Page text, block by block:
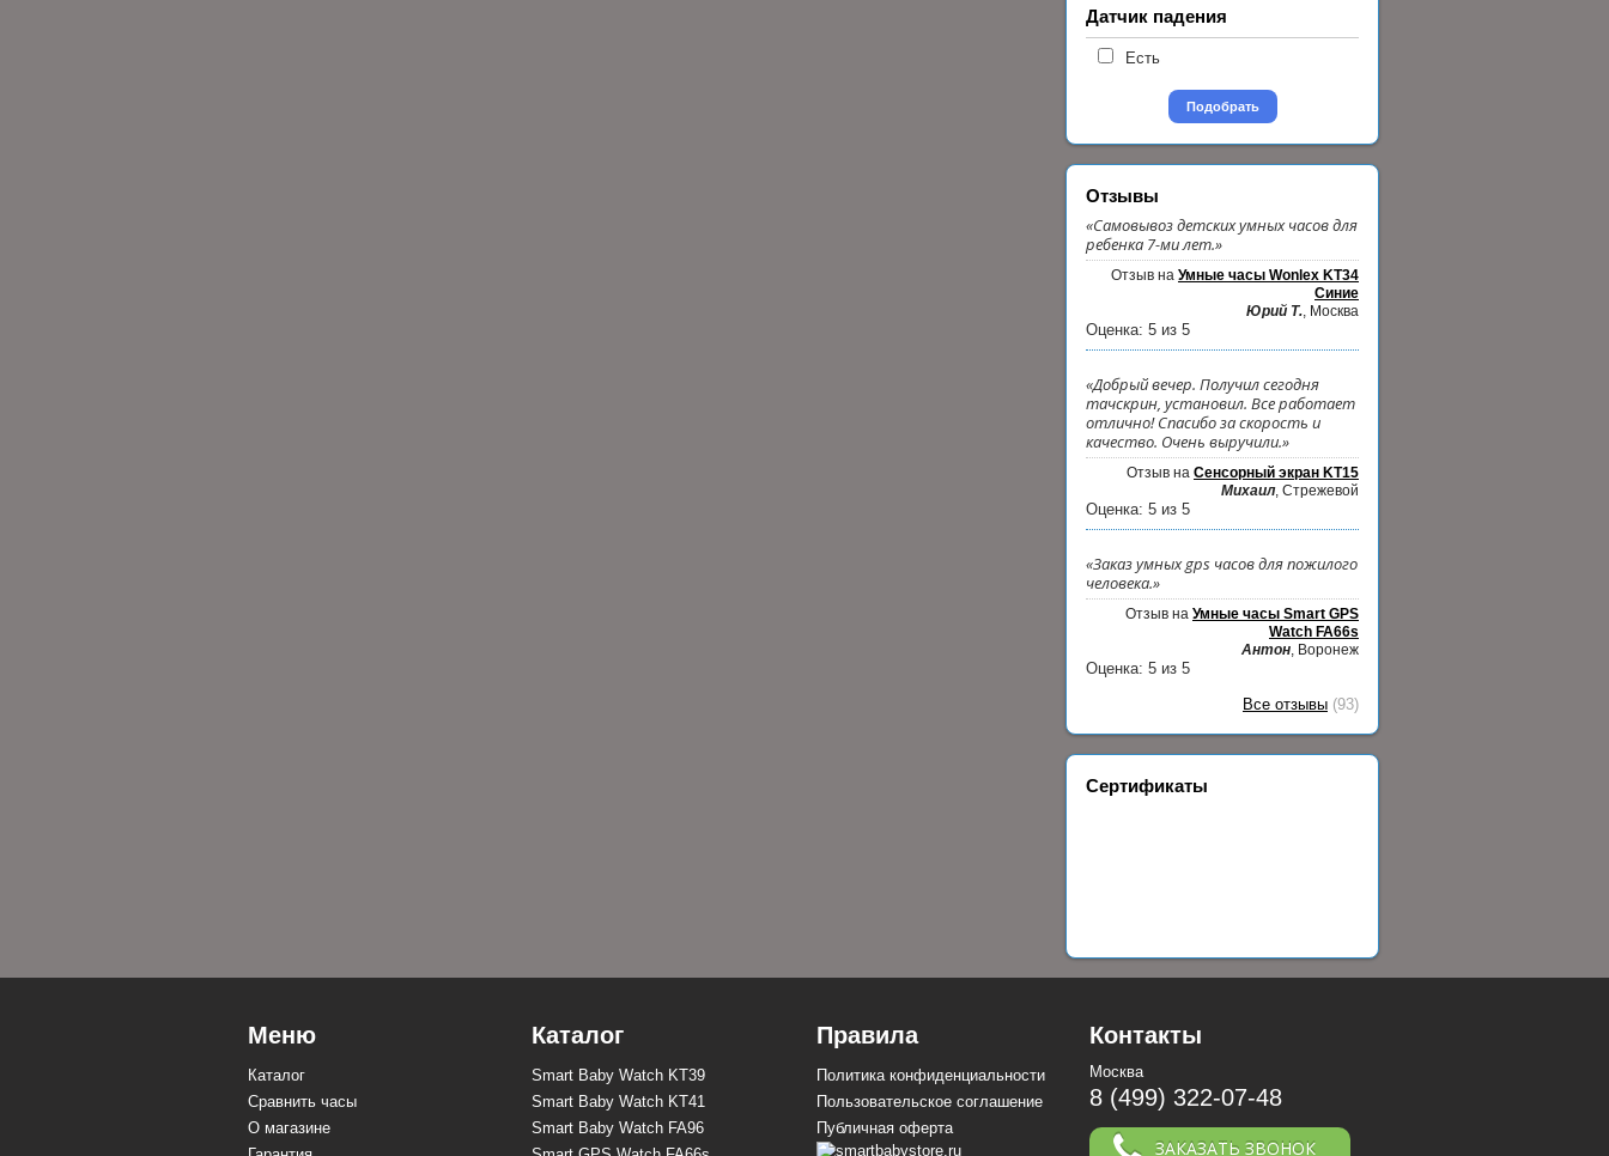
Датчик падения
Есть
Подобрать
Отзывы
«Самовывоз детских умных часов для
ребенка 7-ми лет.»
Отзыв на Умные часы Wonlex KT34
Синие
Юрий Т., Москва
Оценка: 5 из 5
«Добрый вечер. Получил сегодня
тачскрин, установил. Все работает
отлично! Спасибо за скорость и
качество. Очень выручили.»
Отзыв на Сенсорный экран KT15
Михаил, Стрежевой
Оценка: 5 из 5
«Заказ умных gps часов для пожилого
человека.»
Отзыв на Умные часы Smart GPS
Watch FA66s
Антон, Воронеж
Оценка: 5 из 5
Все отзывы (93)
Сертификаты
Меню
Каталог
Сравнить часы
О магазине
Каталог
Smart Baby Watch KT39
Smart Baby Watch KT41
Smart Baby Watch FA96
Правила
Политика конфиденциальности
Пользовательское соглашение
Публичная оферта
Контакты
Москва
8 (499) 322-07-48
ЗАКАЗАТЬ ЗВОНОК